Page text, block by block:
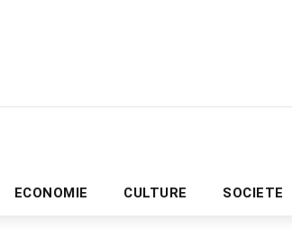
ECONOMIE CULTURE SOCIETE